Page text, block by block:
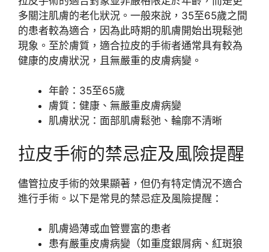
多關注肌膚的老化狀況。一般來說，35至65歲之間
的患者較為適合，因為此時期的肌膚開始出現鬆弛
現象。至於膚質，適合拉皮的手術者通常具有較為
健康的皮膚狀況，且無嚴重的皮膚病變。
年齡：35至65歲
膚質：健康、無嚴重皮膚病變
肌膚狀況：面部肌膚鬆弛、輪廓不清晰
拉皮手術的禁忌症及風險提醒
儘管拉皮手術的效果顯著，但仍有特定情況不適合
進行手術。以下是常見的禁忌症及風險提醒：
肌膚過薄或血管豐富的患者
患有嚴重皮膚病變（如重度銀屑病、紅斑狼